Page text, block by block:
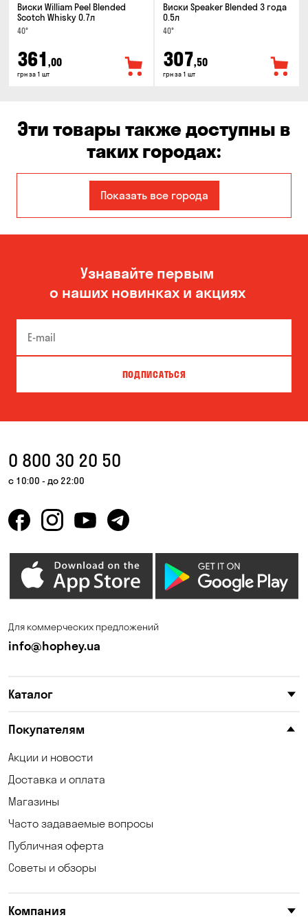
Виски William Peel Blended
Scotch Whisky 0.7л
40°
361 ,00
грн за 1 шт
Виски Speaker Blended 3 года
0.5л
40°
307,50
грн за 1 шт
Эти товары также доступны в
таких городах:
Александровка
Запорожье Каменское
Николаев Новоселовка
Орловщина
Черноморск
Показать все города
Узнавайте первым
о наших новинках и акциях
ПОДПИСАТЬСЯ
0 800 30 20 50
с 10:00 - до 22:00
Для коммерческих предложений
info@hophey.ua
Каталог
Покупателям
Акции и новости
Доставка и оплата
Магазины
Часто задаваемые вопросы
Публичная оферта
Советы и обзоры
Компания